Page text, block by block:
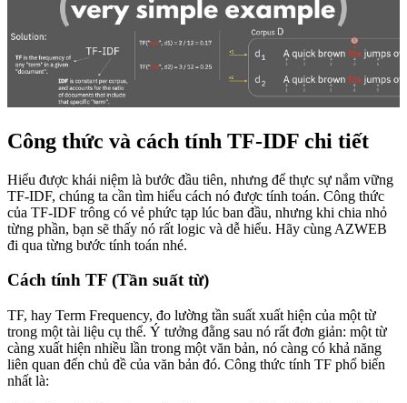
Công thức và cách tính TF-IDF chi tiết
Hiểu được khái niệm là bước đầu tiên, nhưng để thực sự nắm vững
TF-IDF, chúng ta cần tìm hiểu cách nó được tính toán. Công thức
của TF-IDF trông có vẻ phức tạp lúc ban đầu, nhưng khi chia nhỏ
từng phần, bạn sẽ thấy nó rất logic và dễ hiểu. Hãy cùng AZWEB
đi qua từng bước tính toán nhé.
Cách tính TF (Tần suất từ)
TF, hay Term Frequency, đo lường tần suất xuất hiện của một từ
trong một tài liệu cụ thể. Ý tưởng đằng sau nó rất đơn giản: một từ
càng xuất hiện nhiều lần trong một văn bản, nó càng có khả năng
liên quan đến chủ đề của văn bản đó. Công thức tính TF phổ biến
nhất là: